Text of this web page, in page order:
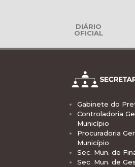
DIÁRIO
OFICIAL
Gabinete do
Controladoria
Município
Procuradoria
Município
Sec. Mun. de
Sec. Mun. de